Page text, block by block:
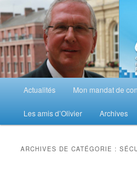
au
contenu
principal
au
contenu
secondaire
u
Actualités Mon mandat de
Les amis d’Olivier Archives
ARCHIVES DE CATÉGORIE :